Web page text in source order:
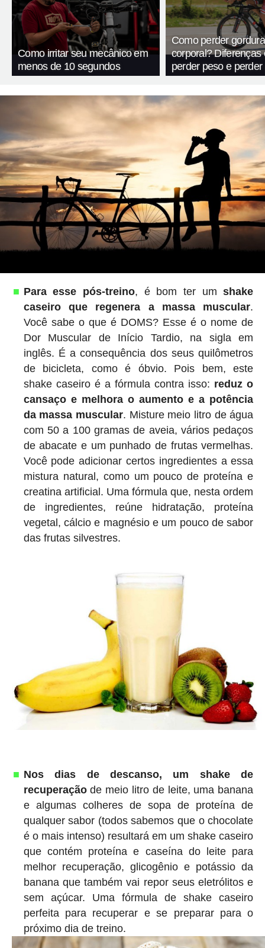
Como irritar seu mecânico em
menos de 10 segundos
Como perder gordura
corporal? Diferenças
perder peso e
Para esse pós-treino, é bom ter umshake
caseiro que regenera a massa muscular.
Você sabe o que é DOMS? Esse é o nome de
Dor Muscular de Início Tardio, na sigla em
inglês. É a consequência dos seus quilômetros
de bicicleta, como é óbvio. Pois bem, este
shake caseiro é a fórmula contra isso: reduz o
cansaço e melhora o aumento e a potência
da massa muscular. Misture meio litro de água
com 50 a 100 gramas de aveia, vários pedaços
de abacate e um punhado de frutas vermelhas.
Você pode adicionar certos ingredientes a essa
mistura natural, como um pouco de proteína e
creatina artificial. Uma fórmula que, nesta ordem
de ingredientes, reúne hidratação, proteína
vegetal, cálcio e magnésio e um pouco de sabor
das frutas silvestres.
Nos dias de descanso, um shake de
recuperaçãode meio litro de leite, uma banana
e algumas colheres de sopa de proteína de
qualquer sabor (todos sabemos que o chocolate
é o mais intenso) resultará em um shake caseiro
que contém proteína e caseína do leite para
melhor recuperação, glicogênio e potássio da
banana que também vai repor seus eletrólitos e
sem açúcar. Uma fórmula de shake caseiro
perfeita para recuperar e se preparar para o
próximo dia de treino.